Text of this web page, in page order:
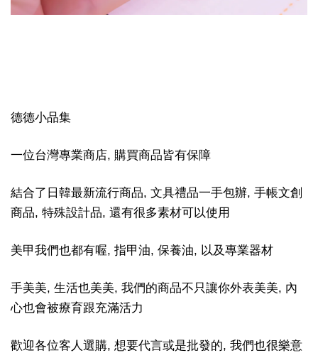
德德小品集
一位台灣專業商店, 購買商品皆有保障
結合了日韓最新流行商品, 文具禮品一手包辦, 手帳文創
商品, 特殊設計品, 還有很多素材可以使用
美甲我們也都有喔, 指甲油, 保養油, 以及專業器材
手美美, 生活也美美, 我們的商品不只讓你外表美美, 內
心也會被療育跟充滿活力
歡迎各位客人選購, 想要代言或是批發的, 我們也很樂意